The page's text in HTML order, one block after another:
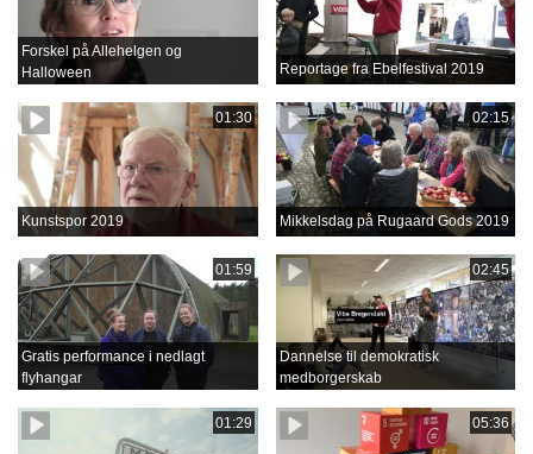
Forskel på Allehelgen og
Halloween
Reportage fra Ebelfestival 2019
01:30
Kunstspor 2019
02:15
Mikkelsdag på Rugaard Gods 2019
01:59
Gratis performance i nedlagt
flyhangar
02:45
Dannelse til demokratisk
medborgerskab
01:29 05:36